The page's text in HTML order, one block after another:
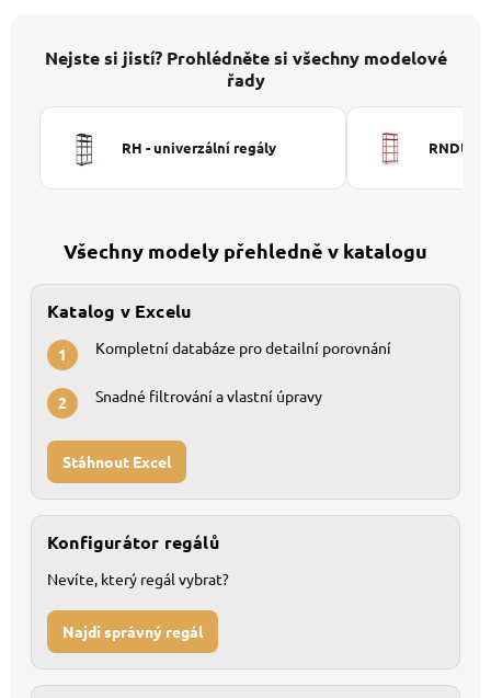
Nejste si jistí? Prohlédněte si všechny modelové
řady
RH - univerzální regály RNDU-
Všechny modely přehledně v katalogu
Katalog v Excelu
1 Kompletní databáze pro detailní porovnání
2 Snadné filtrování a vlastní úpravy
Stáhnout Excel
Konfigurátor regálů
Nevíte, který regál vybrat?
Najdi správný regál